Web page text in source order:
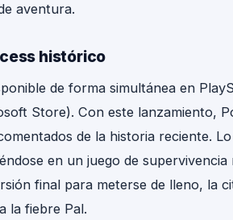
aventura.
histórico
de forma simultánea en
Store). Con este lanzamiento,
de la historia reciente.
en un juego de
final para meterse de lleno, la
la fiebre Pal.